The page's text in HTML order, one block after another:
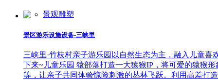
景观雕塑
景区游乐设施设备-三峡里
三峡里·竹枝村亲子游乐园以自然生态为主，融入儿童
下来~儿童乐园 猿部落打造一大猿猴IP，将可爱的猿猴
等，让亲子共同体验惊险刺激的丛林飞跃。利用高差打